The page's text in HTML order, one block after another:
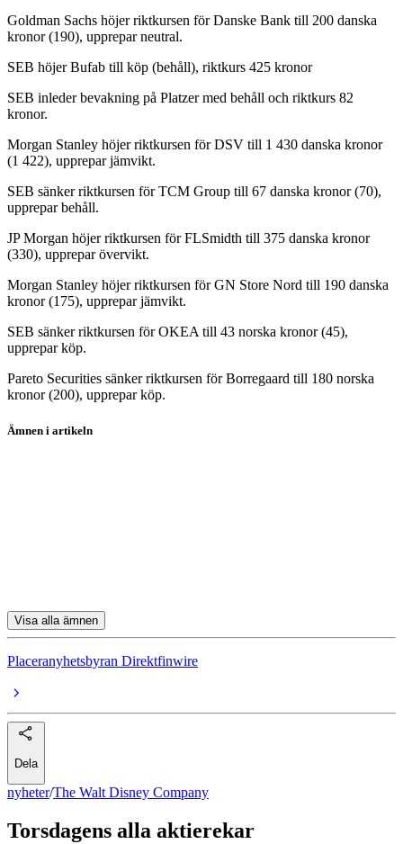
Goldman Sachs höjer riktkursen för Danske Bank till 200 danska
kronor (190), upprepar neutral.
SEB höjer Bufab till köp (behåll), riktkurs 425 kronor
SEB inleder bevakning på Platzer med behåll och riktkurs 82
kronor.
Morgan Stanley höjer riktkursen för DSV till 1 430 danska kronor
(1 422), upprepar jämvikt.
SEB sänker riktkursen för TCM Group till 67 danska kronor (70),
upprepar behåll.
JP Morgan höjer riktkursen för FLSmidth till 375 danska kronor
(330), upprepar övervikt.
Morgan Stanley höjer riktkursen för GN Store Nord till 190 danska
kronor (175), upprepar jämvikt.
SEB sänker riktkursen för OKEA till 43 norska kronor (45),
upprepar köp.
Pareto Securities sänker riktkursen för Borregaard till 180 norska
kronor (200), upprepar köp.
Ämnen i artikeln
Visa alla ämnen
Placeranyhetsbyran Direktfinwire
Dela
nyheter/The Walt Disney Company
Torsdagens alla aktierekar